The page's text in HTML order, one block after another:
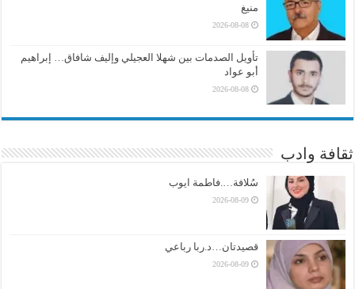
منيغ
2026-08-08
تأويل الصدمات بين شهلا العجيلي وإليف شافاق… إبراهيم
أبو عواد
2026-08-08
ثقافة وادب
سُلافة….فاطمة ايوب
2026-08-09
قصيدتان…د.ربا رباعي
2026-08-09